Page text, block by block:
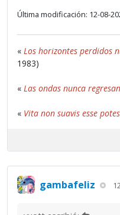
Última modificación: 12-08-
« Los horizontes perdidos
1983)
« Las ondas nunca
« Vita non suavis esse
gambafeliz